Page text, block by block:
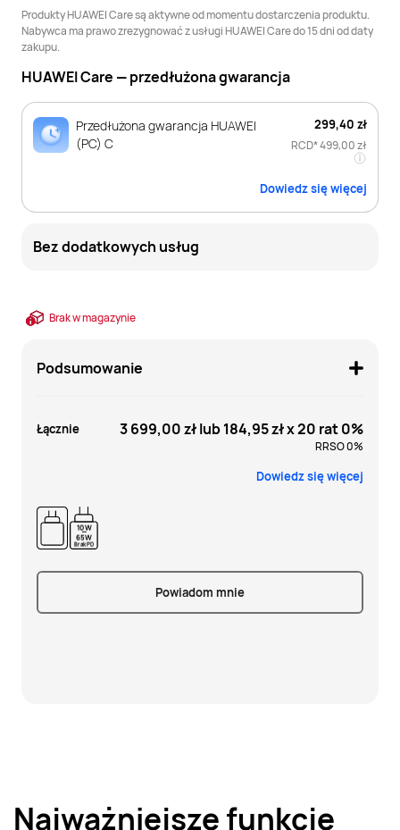
Produkty HUAWEI Care są aktywne od momentu dostarczenia produktu.
Nabywca ma prawo zrezygnować z usługi HUAWEI Care do 15 dni od daty
zakupu.
HUAWEI Care — przedłużona gwarancja
Przedłużona gwarancja HUAWEI
(PC) C
299,40 zł
RCD*499,00 zł
Dowiedz się więcej
Bez dodatkowych usług
Brak w magazynie
Podsumowanie
Łącznie 3 699,00 złlub184,95 złx 20 rat 0%
RRSO 0%
Dowiedz się więcej
10W
-
65W
Brak PD
Powiadom mnie
Najważniejsze funkcje